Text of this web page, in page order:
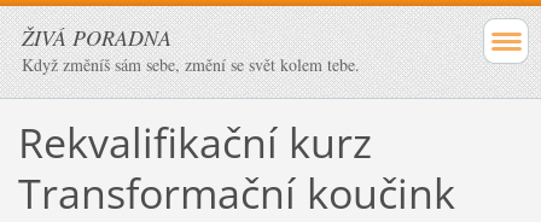
ŽIVÁ PORADNA
Když změníš sám sebe, změní se svět kolem tebe.
Rekvalifikační kurz
Transformační koučink